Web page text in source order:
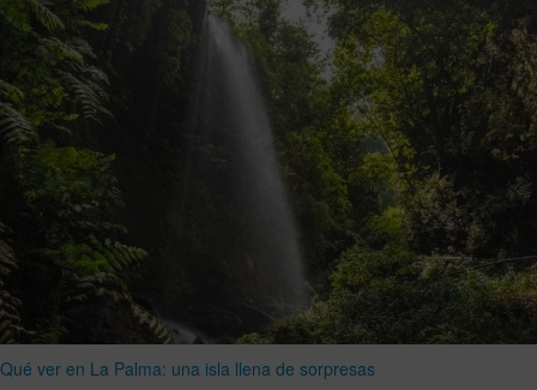
Qué ver en La Palma: una isla llena de sorpresas